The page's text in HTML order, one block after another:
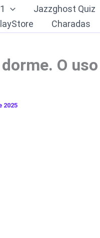
Jazzghost Quiz
Charadas
O
2025